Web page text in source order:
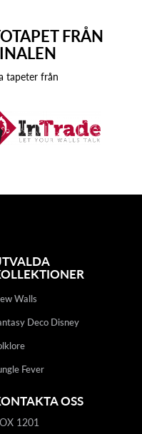
FRÅN
tapeter från
Walls
Deco Disney
Fever
OSS
1201